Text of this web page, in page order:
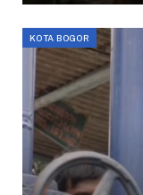
KOTA BOGOR